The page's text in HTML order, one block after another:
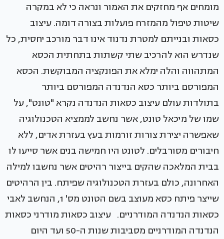
מומחים אף מחזקים את האמור ונראה כי לא במקרה
שיטות טיפול מהמזרח פועלות בצורה דומה. עיצוב
כסאות ובנייתם למטרת נדנוד אינו דבר מורכב יחסית, כל
שנדרש הוא להרכיב שתי קשתות בתחתית הכסא
המתהווה והלה ימלא את הפונקציה המבוקשת. הכסא
המפורסם ביותר כסא הנדנדה המפורסם ביותר
בתולדות עולם עיצוב כסאות הנדנדה נקרא "טונט", על
שמו של מיכאל טונט, אשר נחשב לממציא הטכנולוגיה
שאפשרה יצירת צורות זורמות בעץ בעזרת אדים, ללא
חיבורים מסורבלים. לטונט היו חמישה בנים אשר סייעו לו
בבית המלאכה שהקים בייצור רהיטים אשר נחשבו למילה
האחרונה, כולם בעזרת הטכנולוגיה שפיתח. בין הרהיטים
שייצר פיתח כסא מעוצב בשם הטונט מס' 1, הנחשב לאבי
כסאות הנדנדה המודרניים. עיצוב כסאות מודרני כסאות
הנדנדה המודרניים מסביבות שנות ה-50 ועד היום